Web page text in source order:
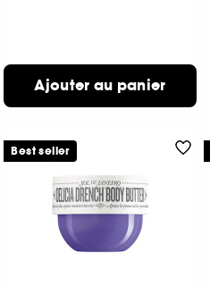
Ajouter au panier
Best seller